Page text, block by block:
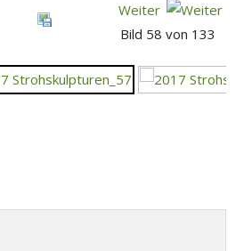
Weiter
Bild 58 von 133